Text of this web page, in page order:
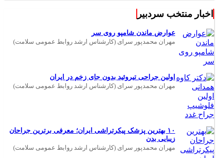
اخبار منتخب سردبیر
عوارض ماندن شامپو روی سر
مهران محمدپور سرای (کارشناس ارشد روابط عمومی سلامت)
اولین جراحی تیروئید بدون جای زخم در ایران
مهران محمدپور سرای (کارشناس ارشد روابط عمومی سلامت)
۱۰ بهترین پزشک پیکرتراشی ایران؛ معرفی برترین جراحان
زیبایی بدن
مهران محمدپور سرای (کارشناس ارشد روابط عمومی سلامت)